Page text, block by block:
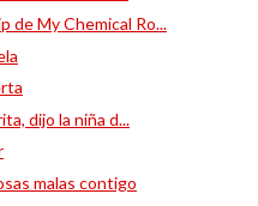
de My Chemical Ro...
dijo la niña d...
malas contigo